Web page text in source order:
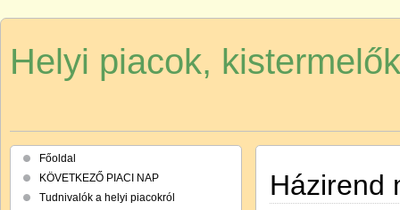
Helyi piacok,
Házirend
Főoldal
KÖVETKEZŐ PIACI NAP
Tudnivalók a helyi piacokról